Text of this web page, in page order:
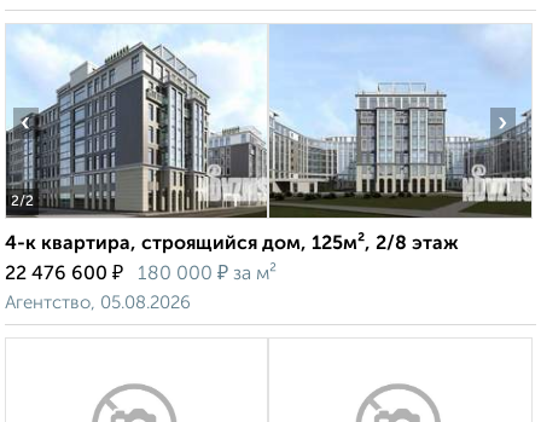
2/2
‹ ›
4-к квартира, строящийся дом, 125м², 2/8 этаж
22 476 600 ₽ 180 000 ₽ за м²
Агентство, 05.08.2026